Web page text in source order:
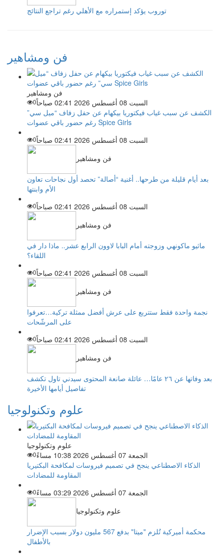
توروب يؤكد إستمراره مع الأهلي رغم تراجع النتائج
فن ومشاهير
فن ومشاهير
السبت 08 أغسطس 2026 02:41 صباحاً
0
الكشف عن سبب غياب فيكتوريا بيكهام عن حفل زفاف “ميل سي”
رغم حضور باقي عضوات Spice Girls
السبت 08 أغسطس 2026 02:41 صباحاً
0
فن ومشاهير
بعد أيام قليلة من طرحها.. أغنية “أصالة” تحصد أول نجاحات تعاون
الأم وابنتها
السبت 08 أغسطس 2026 02:41 صباحاً
0
فن ومشاهير
ماثيو ماكونهي وزوجته أمام البابا لاوون الرابع عشر.. ماذا دار في
اللقاء؟
السبت 08 أغسطس 2026 02:41 صباحاً
0
فن ومشاهير
نجمة واحدة فقط ستتربع على عرش أفضل ممثلة تركية…تعرفوا
على المرشّحات
السبت 08 أغسطس 2026 02:41 صباحاً
0
فن ومشاهير
بعد وفاتها عن ٢٦ عامًا… عائلة صانعة المحتوى سيدني تاول تكشف
تفاصيل أيامها الأخيرة
علوم وتكنولوجيا
علوم وتكنولوجيا
الجمعة 07 أغسطس 2026 10:38 مساءً
0
الذكاء الاصطناعي ينجح في تصميم فيروسات لمكافحة البكتيريا
المقاومة للمضادات
الجمعة 07 أغسطس 2026 03:29 مساءً
0
علوم وتكنولوجيا
محكمة أميركية تُلزم "ميتا" بدفع 567 مليون دولار بسبب الإضرار
بالأطفال